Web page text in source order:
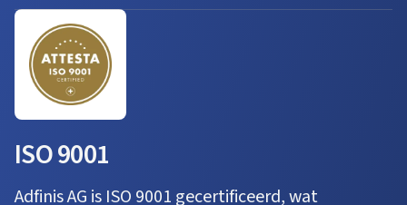
ISO 9001
Adfinis AG is ISO 9001 gecertificeerd, wat